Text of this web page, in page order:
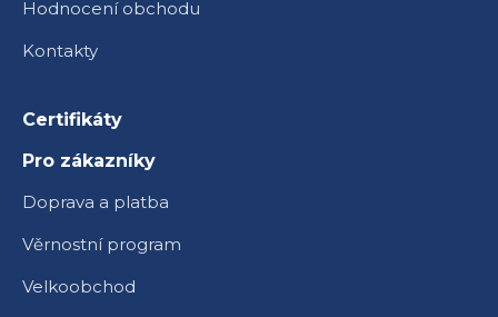
Hodnocení obchodu
Kontakty
Certifikáty
Pro zákazníky
Doprava a platba
Věrnostní program
Velkoobchod